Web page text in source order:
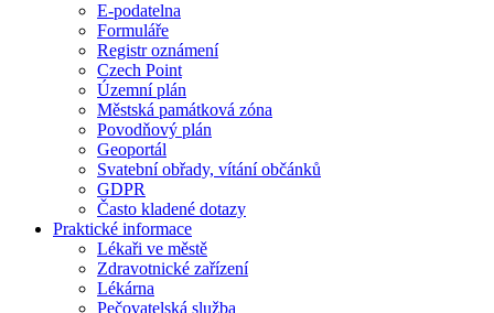
E-podatelna
Formuláře
Registr oznámení
Czech Point
Územní plán
Městská památková zóna
Povodňový plán
Geoportál
Svatební obřady, vítání občánků
GDPR
Často kladené dotazy
Praktické informace
Lékaři ve městě
Zdravotnické zařízení
Lékárna
Pečovatelská služba